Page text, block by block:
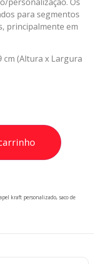
para segmentos
principalmente em
cm (Altura x Largura
kraft personalizado, saco de